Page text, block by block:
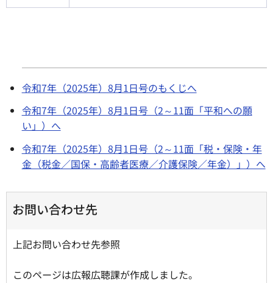
令和7年（2025年）8月1日号のもくじへ
令和7年（2025年）8月1日号（2～11面「平和への願
い」）へ
令和7年（2025年）8月1日号（2～11面「税・保険・年
金（税金／国保・高齢者医療／介護保険／年金）」）へ
お問い合わせ先
上記お問い合わせ先参照
このページは広報広聴課が作成しました。